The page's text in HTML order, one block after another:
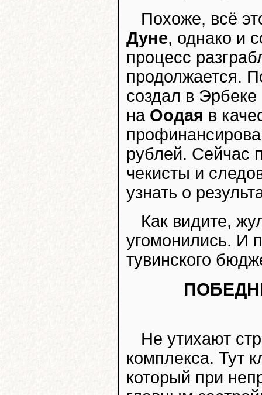
Похоже, всё
Дуне, однако и
процесс
продолжается.
создал в Эрбеке
на Оодая в
рублей. Сейчас
чекисты и
узнать о
Как видите,
угомонились. И
тувинского
Не утихают
комплекса. Тут
который при